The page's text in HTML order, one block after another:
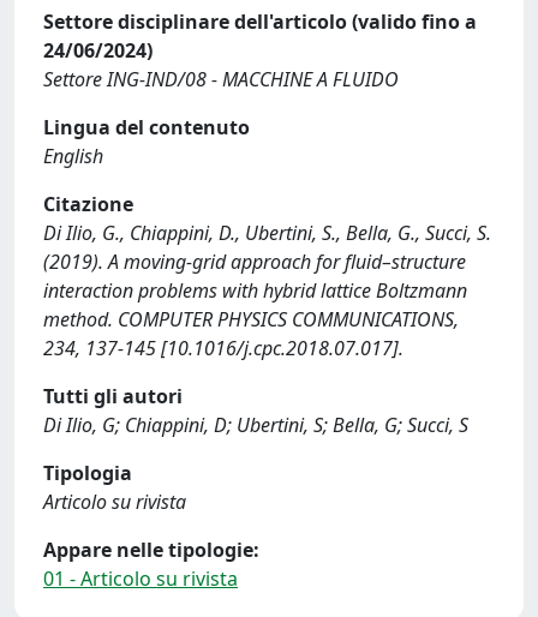
Settore disciplinare dell'articolo (valido fino a
24/06/2024)
Settore ING-IND/08 - MACCHINE A FLUIDO
Lingua del contenuto
English
Citazione
Di Ilio, G., Chiappini, D., Ubertini, S., Bella, G., Succi, S.
(2019). A moving-grid approach for fluid–structure
interaction problems with hybrid lattice Boltzmann
method. COMPUTER PHYSICS COMMUNICATIONS,
234, 137-145 [10.1016/j.cpc.2018.07.017].
Tutti gli autori
Di Ilio, G; Chiappini, D; Ubertini, S; Bella, G; Succi, S
Tipologia
Articolo su rivista
Appare nelle tipologie:
01 - Articolo su rivista